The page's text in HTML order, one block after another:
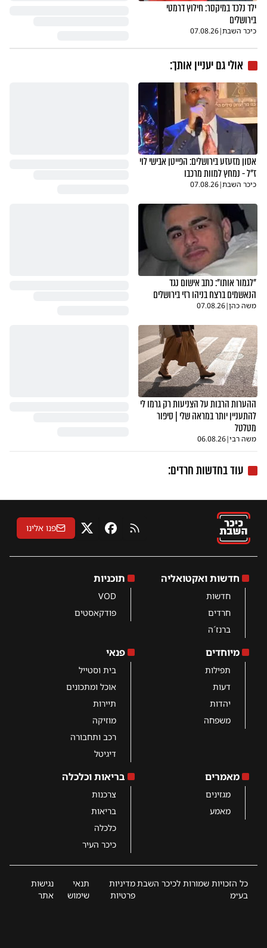
ילד נלכד במיקסר: חילוץ דרמטי
בירושלים
כיכר השבת|
07.08.26
אולי גם יעניין אותך:
אסון מזעזע בירושלים: הפייטן אבישי לוי
ז"ל - נמחץ למוות מרכבו
כיכר השבת|
07.08.26
"לגמור אותו": כתב אישום נגד
הנאשמים ברצח בניהו רזי בירושלים
משה כהן|
07.08.26
ההערות הרבות על הצניעות רק גרמו לי
להתעניין יותר במראה שלי | סיפור
מטלטל
משה רבי|
06.08.26
עוד בחדשות חרדים:
RSS פייסבוקX פנו אלינו
חדשות ואקטואליה
חדשות
חרדים
ברנז´ה
תוכניות
VOD
פודקאסטים
מיוחדים
תפילות
דעות
יהדות
משפחה
פנאי
בית וסטייל
אוכל ומתכונים
תיירות
מוזיקה
רכב ותחבורה
דיגיטל
מאמרים
מגזינים
מאמע
בריאות וכלכלה
צרכנות
בריאות
כלכלה
כיכר העיר
כל הזכויות שמורות לכיכר השבת
בע״מ
מדיניות
פרטיות
תנאי
שימוש
נגישות
אתר